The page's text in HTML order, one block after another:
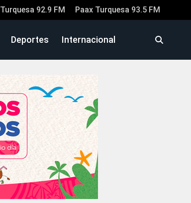
Turquesa 92.9 FM Paax Turquesa 93.5 FM
Deportes Internacional